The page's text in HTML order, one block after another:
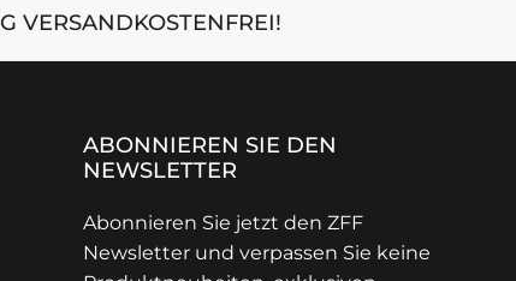
VERSANDKOSTENFREI!
ABONNIEREN SIE DEN
NEWSLETTER
Abonnieren Sie jetzt den ZFF
Newsletter und verpassen Sie keine